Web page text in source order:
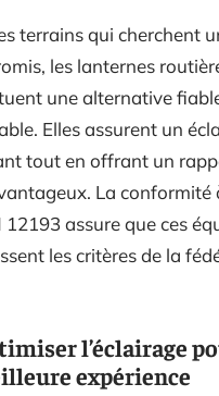
terrains qui cherchent
les lanternes
une alternative
Elles assurent un
tout en offrant un
La conformité
12193 assure que ces
les critères de la
l’éclairage
expérience